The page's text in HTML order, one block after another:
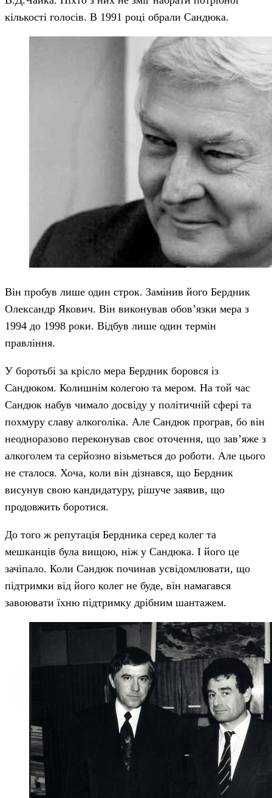
кількості голосів. В 1991 році обрали Сандюка.
Він пробув лише один строк. Замінив його Бердник
Олександр Якович. Він виконував обов’язки мера з
1994 до 1998 роки. Відбув лише один термін
правління.
У боротьбі за крісло мера Бердник боровся із
Сандюком. Колишнім колегою та мером. На той час
Сандюк набув чимало досвіду у політичній сфері та
похмуру славу алкоголіка. Але Сандюк програв, бо він
неодноразово переконував своє оточення, що зав’яже з
алкоголем та серйозно візьметься до роботи. Але цього
не сталося. Хоча, коли він дізнався, що Бердник
висунув свою кандидатуру, рішуче заявив, що
продовжить боротися.
До того ж репутація Бердника серед колег та
мешканців була вищою, ніж у Сандюка. І його це
зачіпало. Коли Сандюк починав усвідомлювати, що
підтримки від його колег не буде, він намагався
завоювати їхню підтримку дрібним шантажем.